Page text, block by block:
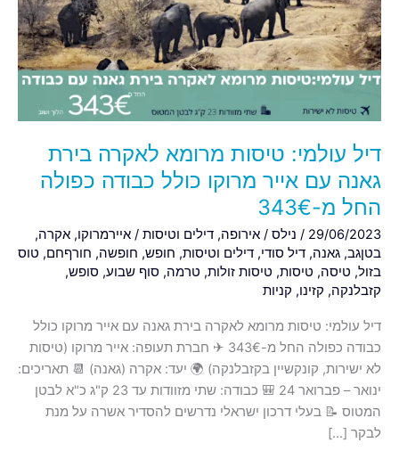
דיל עולמי: טיסות מרומא לאקרה בירת
גאנה עם אייר מרוקו כולל כבודה כפולה
החל מ-343€
29/06/2023
/ נילס / אירופה, דילים וטיסות / איירמרוקו, אקרה,
בטןגב, גאנה, דיל סודי, דילים וטיסות, חופש, חופשה, חורףחם, טוס
בזול, טיסה, טיסות, טיסות זולות, טרמה, סוף שבוע, סופש,
קזבלנקה, קזינו, קניות
דיל עולמי: טיסות מרומא לאקרה בירת גאנה עם אייר מרוקו כולל
כבודה כפולה החל מ-343€ ✈ חברת תעופה: אייר מרוקו (טיסות
לא ישירות, קונקשיין בקזבלנקה) 🌍 יעד: אקרה (גאנה) 📆 תאריכים:
ינואר – פברואר 24 🎒 כבודה: שתי מזוודות עד 23 ק"ג כ"א לבטן
המטוס 📝 בעלי דרכון ישראלי נדרשים להסדיר אשרה על מנת
לבקר […]
לאקרה
בירת
גאנה
עם
מרוקו
כבודה
כפולה
החל
מ-343€